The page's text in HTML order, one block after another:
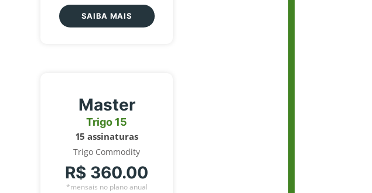
SAIBA MAIS
Master
Trigo 15
15 assinaturas
Trigo Commodity
R$ 360.00
*mensais no plano anual